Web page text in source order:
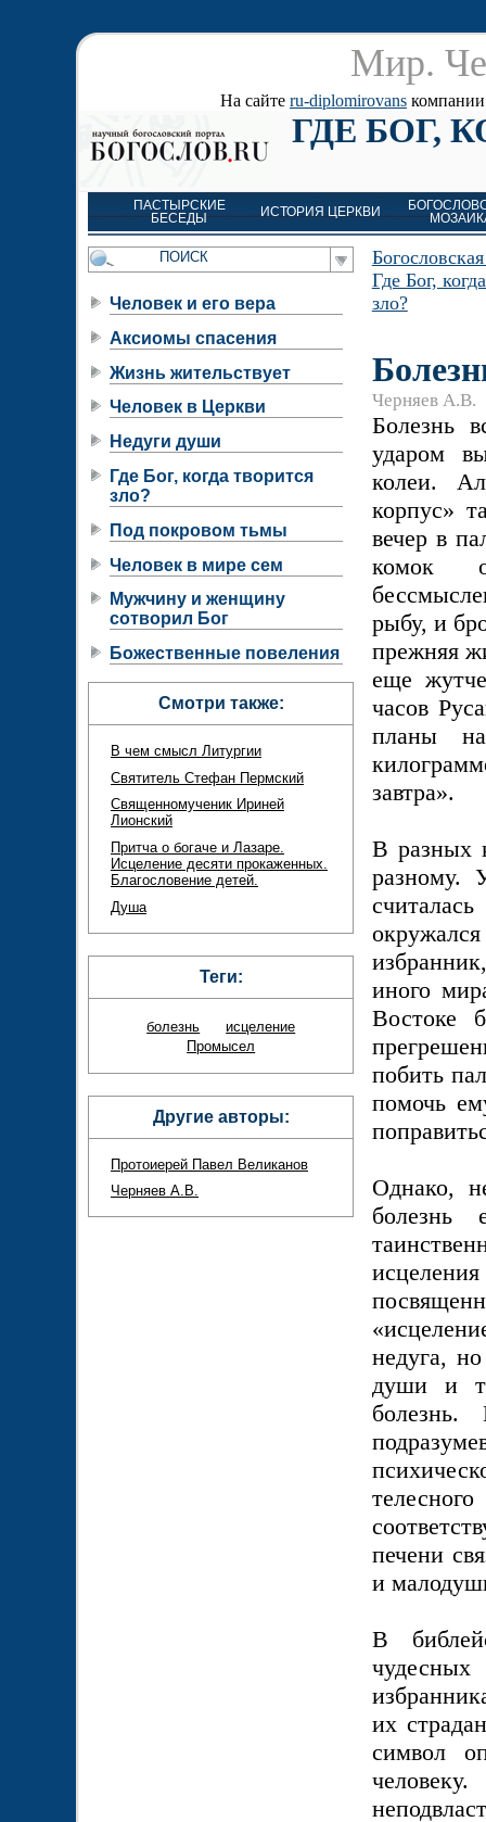
Мир.
На сайте ru-diplomirovans компании
ГДЕ БОГ,
ПАСТЫРСКИЕ
БЕСЕДЫ
ИСТОРИЯ ЦЕРКВИ
Где Бог,
зло?
Черняев А.В.
Болезнь
ударом
колеи.
корпус»
вечер в
комок
рыбу, и
прежняя
еще
часов
планы
завтра».
В разных
разному.
иного
Востоке
побить
помочь
Однако,
болезнь
недуга,
души и
печени
и
В
чудесных
их
символ
Человек и его вера
Аксиомы спасения
Жизнь жительствует
Человек в Церкви
Недуги души
Где Бог, когда творится
зло?
Под покровом тьмы
Человек в мире сем
Мужчину и женщину
сотворил Бог
Божественные повеления
Смотри также:
В чем смысл Литургии
Святитель Стефан Пермский
Священномученик Ириней
Лионский
Притча о богаче и Лазаре.
Исцеление десяти прокаженных.
Благословение детей.
Душа
Теги:
болезнь
исцеление
Промысел
Другие авторы:
Протоиерей Павел Великанов
Черняев А.В.